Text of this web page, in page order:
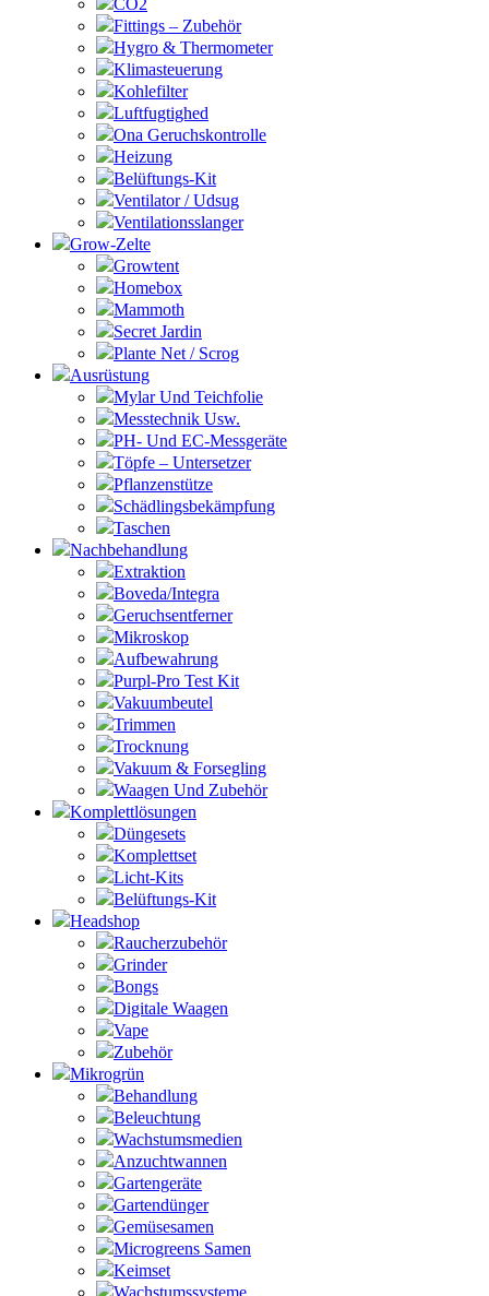
CO2
Fittings – Zubehör
Hygro & Thermometer
Klimasteuerung
Kohlefilter
Luftfugtighed
Ona Geruchskontrolle
Heizung
Belüftungs-Kit
Ventilator / Udsug
Ventilationsslanger
Grow-Zelte
Growtent
Homebox
Mammoth
Secret Jardin
Plante Net / Scrog
Ausrüstung
Mylar Und Teichfolie
Messtechnik Usw.
PH- Und EC-Messgeräte
Töpfe – Untersetzer
Pflanzenstütze
Schädlingsbekämpfung
Taschen
Nachbehandlung
Extraktion
Boveda/Integra
Geruchsentferner
Mikroskop
Aufbewahrung
Purpl-Pro Test Kit
Vakuumbeutel
Trimmen
Trocknung
Vakuum & Forsegling
Waagen Und Zubehör
Komplettlösungen
Düngesets
Komplettset
Licht-Kits
Belüftungs-Kit
Headshop
Raucherzubehör
Grinder
Bongs
Digitale Waagen
Vape
Zubehör
Mikrogrün
Behandlung
Beleuchtung
Wachstumsmedien
Anzuchtwannen
Gartengeräte
Gartendünger
Gemüsesamen
Microgreens Samen
Keimset
Wachstumssysteme